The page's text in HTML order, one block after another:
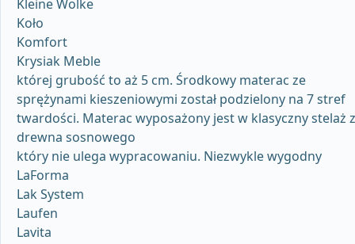
Kleine Wolke
Koło
Komfort
Krysiak Meble
której grubość to aż 5 cm. Środkowy materac ze
sprężynami kieszeniowymi został podzielony na 7 stref
twardości. Materac wyposażony jest w klasyczny stelaż z
drewna sosnowego
który nie ulega wypracowaniu. Niezwykle wygodny
LaForma
Lak System
Laufen
Lavita